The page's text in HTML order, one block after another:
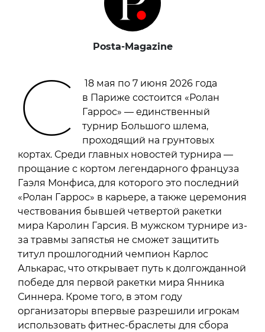
Posta-Magazine
С
18 мая по 7 июня 2026 года
в Париже состоится «Ролан
Гаррос» — единственный
турнир Большого шлема,
проходящий на грунтовых
кортах. Среди главных новостей турнира —
прощание с кортом легендарного француза
Гаэля Монфиса, для которого это последний
«Ролан Гаррос» в карьере, а также церемония
чествования бывшей четвертой ракетки
мира Каролин Гарсия. В мужском турнире из-
за травмы запястья не сможет защитить
титул прошлогодний чемпион Карлос
Алькарас, что открывает путь к долгожданной
победе для первой ракетки мира Янника
Синнера. Кроме того, в этом году
организаторы впервые разрешили игрокам
использовать фитнес-браслеты для сбора